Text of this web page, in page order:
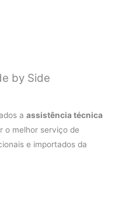
by Side
aassistência técnica
o melhor serviço de
e importados da